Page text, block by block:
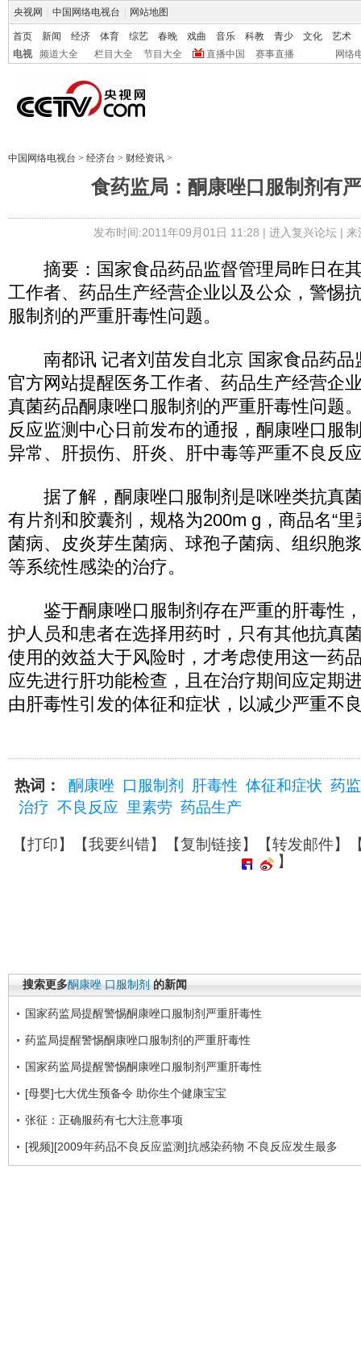
央视网 中国网络电视台 网站地图
首页 新闻 经济 体育 综艺 春晚 戏曲 音乐 科教 青少 文化
艺术
电视
频道大全 栏目大全 节目大全 直播中国 赛事直播 网络
中国网络电视台 > 经济台 > 财经资讯 >
食药监局：酮康唑口服制剂有
发布时间:2011年09月01日 11:28 | 进入复兴论坛| 来
摘要：国家食品药品监督管理局昨日在
工作者、药品生产经营企业以及公众，警惕
服制剂的严重肝毒性问题。
南都讯 记者刘苗发自北京 国家食品药品
官方网站提醒医务工作者、药品生产经营企
真菌药品酮康唑口服制剂的严重肝毒性问题
反应监测中心日前发布的通报，酮康唑口服
异常、肝损伤、肝炎、肝中毒等严重不良反
据了解，酮康唑口服制剂是咪唑类抗真
有片剂和胶囊剂，规格为200m g，商品名“
菌病、皮炎芽生菌病、球孢子菌病、组织胞
等系统性感染的治疗。
鉴于酮康唑口服制剂存在严重的肝毒性
护人员和患者在选择用药时，只有其他抗真
使用的效益大于风险时，才考虑使用这一药
应先进行肝功能检查，且在治疗期间应定期
由肝毒性引发的体征和症状，以减少严重不
热词： 酮康唑 口服制剂 肝毒性 体征和症状 药
治疗 不良反应 里素劳 药品生产
【打印】【我要纠错】【复制链接】【转发邮件】
】
搜索更多酮康唑 口服制剂 的新闻
国家药监局提醒警惕酮康唑口服制剂严重肝毒性
药监局提醒警惕酮康唑口服制剂的严重肝毒性
国家药监局提醒警惕酮康唑口服制剂严重肝毒性
[母婴]七大优生预备令 助你生个健康宝宝
张征：正确服药有七大注意事项
[视频][2009年药品不良反应监测]抗感染药物 不良反应发生最多